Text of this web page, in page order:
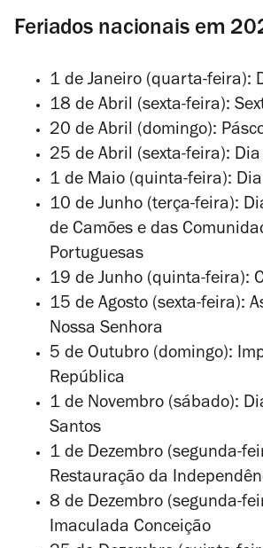
Feriados nacionais em
1 de Janeiro (quarta-feira):
18 de Abril (sexta-feira):
20 de Abril (domingo):
25 de Abril (sexta-feira):
1 de Maio (quinta-feira):
10 de Junho (terça-feira):
de Camões e das
Portuguesas
19 de Junho (quinta-feira):
15 de Agosto (sexta-feira):
Nossa Senhora
5 de Outubro (domingo):
República
1 de Novembro (sábado):
Santos
1 de Dezembro (segunda-
Restauração da
8 de Dezembro (segunda-
Imaculada Conceição